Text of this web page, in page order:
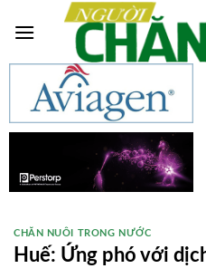
CHĂN NUÔI TRONG NƯỚC
Huế: Ứng phó với